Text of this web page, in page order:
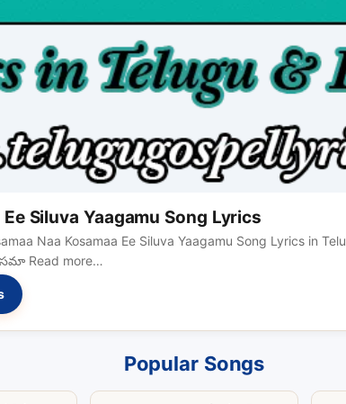
Siluva Yaagamu Song Lyrics
Naa Kosamaa Ee Siluva Yaagamu Song Lyrics in
Read more…
Popular Songs